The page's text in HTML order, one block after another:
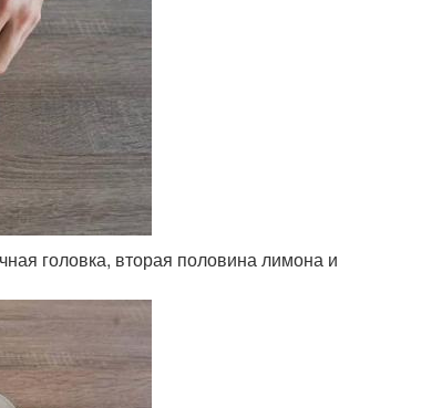
головка, вторая половина лимона и